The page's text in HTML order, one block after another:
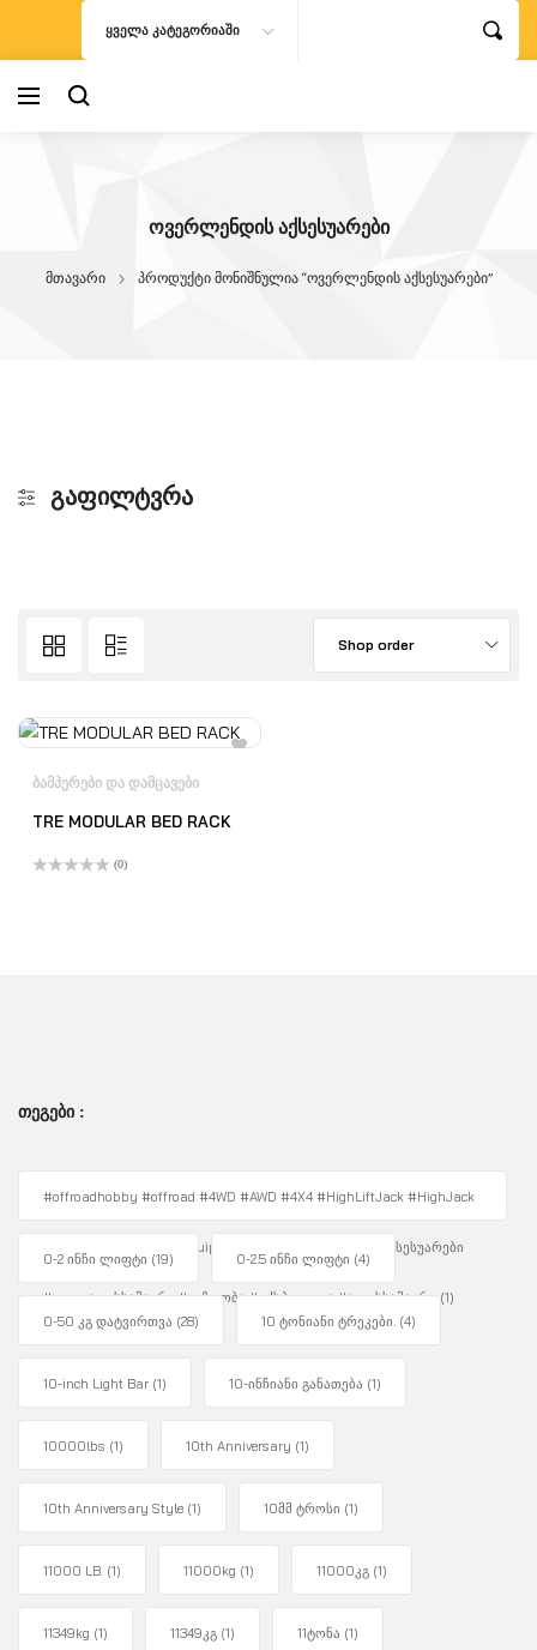
ᲧᲕᲔᲚᲐ ᲙᲐᲢᲔᲒᲝᲠᲘᲐᲨᲘ
ᲝᲕᲔᲠᲚᲔᲜᲓᲘᲡ ᲐᲥᲡᲔᲡᲣᲐᲠᲔᲑᲘ
მთავარი პროდუქტი მონიშნულია “ოვერლენდის აქსესუარები”
ᲒᲐᲤᲘᲚᲢᲕᲠᲐ
Shop order
ᲑᲐᲛᲞᲔᲠᲔᲑᲘ ᲓᲐ ᲓᲐᲛᲪᲐᲕᲔᲑᲘ
TRE MODULAR BED RACK
(0)
ᲗᲔᲒᲔᲑᲘ :
#offroadhobby #offroad #4WD #AWD #4X4 #HighLiftJack #HighJack
#4WDUnity #OffRoadEquipment #Overlanding #ავტოაქსესუარები
#ფოლადისსამაგრი #უგზოობა #ექსპედიცია #ჯეკისსამაგრი (1)
0-2 ინჩი ლიფტი (19) 0-2.5 ინჩი ლიფტი (4)
0-50 კგ დატვირთვა (28) 10 ტონიანი ტრეკები. (4)
10-inch Light Bar (1) 10-ინჩიანი განათება (1)
10000lbs (1) 10th Anniversary (1)
10th Anniversary Style (1) 10მმ ტროსი (1)
11000 LB. (1) 11000kg (1) 11000კგ (1)
11349kg (1) 11349კგ (1) 11ტონა (1)